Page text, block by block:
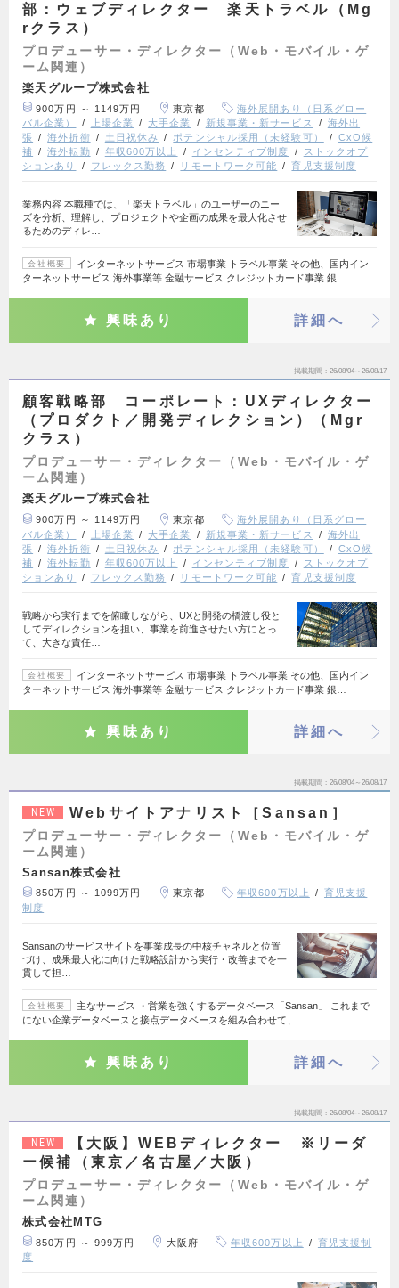
部：ウェブディレクター 楽天トラベル（Mg
rクラス）
プロデューサー・ディレクター（Web・モバイル・ゲ
ーム関連）
楽天グループ株式会社
900万円 ～ 1149万円 東京都
海外展開あり（日系グロー
バル企業）
上場企業 大手企業 新規事業・新サービス
海外出
張
海外折衝 土日祝休み ポテンシャル採用（未経験可）
CxO候
補
海外転勤 年収600万以上 インセンティブ制度
ストックオプ
ションあり
フレックス勤務 リモートワーク可能 育児支援制度
業務内容 本職種では、「楽天トラベル」のユーザーのニー
ズを分析、理解し、プロジェクトや企画の成果を最大化させ
るためのディレ…
会社概要
インターネットサービス 市場事業 トラベル事業 その他、国内イン
ターネットサービス 海外事業等 金融サービス クレジットカード事業 銀…
興味あり 詳細へ
掲載期間 26/08/04～26/08/17
顧客戦略部 コーポレート：UXディレクター
（プロダクト／開発ディレクション）（Mgr
クラス）
プロデューサー・ディレクター（Web・モバイル・ゲ
ーム関連）
楽天グループ株式会社
900万円 ～ 1149万円 東京都
海外展開あり（日系グロー
バル企業）
上場企業 大手企業 新規事業・新サービス
海外出
張
海外折衝 土日祝休み ポテンシャル採用（未経験可）
CxO候
補
海外転勤 年収600万以上 インセンティブ制度
ストックオプ
ションあり
フレックス勤務 リモートワーク可能 育児支援制度
戦略から実行までを俯瞰しながら、UXと開発の橋渡し役と
してディレクションを担い、事業を前進させたい方にとっ
て、大きな責任…
会社概要
インターネットサービス 市場事業 トラベル事業 その他、国内イン
ターネットサービス 海外事業等 金融サービス クレジットカード事業 銀…
興味あり 詳細へ
掲載期間 26/08/04～26/08/17
NEW Webサイトアナリスト［Sansan］
プロデューサー・ディレクター（Web・モバイル・ゲ
ーム関連）
Sansan株式会社
850万円 ～ 1099万円 東京都 年収600万以上
育児支援
制度
Sansanのサービスサイトを事業成長の中核チャネルと位置
づけ、成果最大化に向けた戦略設計から実行・改善までを一
貫して担…
会社概要
主なサービス ・営業を強くするデータベース「Sansan」 これまで
にない企業データベースと接点データベースを組み合わせて、…
興味あり 詳細へ
掲載期間 26/08/04～26/08/17
NEW
【大阪】WEBディレクター ※リーダ
ー候補（東京／名古屋／大阪）
プロデューサー・ディレクター（Web・モバイル・ゲ
ーム関連）
株式会社MTG
850万円 ～ 999万円 大阪府 年収600万以上
育児支援制
度